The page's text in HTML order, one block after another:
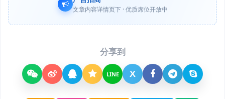
文章内容详情页下 · 优质席位开放中
分享到
LINE X